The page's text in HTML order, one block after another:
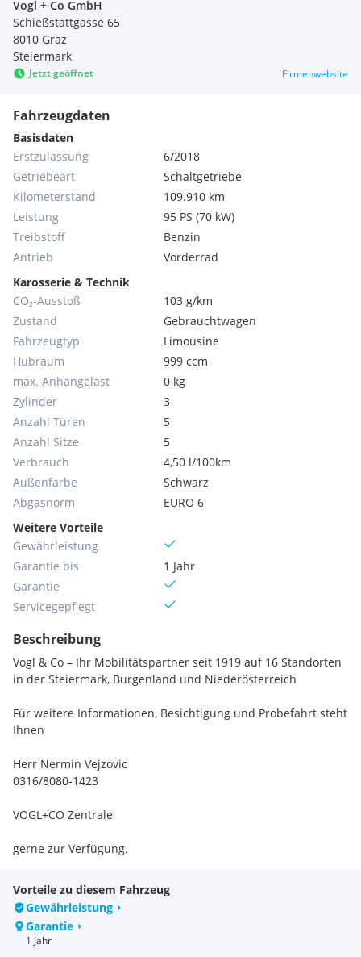
Vogl + Co GmbH
Schießstattgasse 65
8010 Graz
Steiermark
Jetzt geöffnet Firmenwebsite
Fahrzeugdaten
Basisdaten
Erstzulassung
6/2018
Getriebeart
Schaltgetriebe
Kilometerstand
109.910 km
Leistung
95 PS (70 kW)
Treibstoff
Benzin
Antrieb
Vorderrad
Karosserie & Technik
CO₂-Ausstoß
103 g/km
Zustand
Gebrauchtwagen
Fahrzeugtyp
Limousine
Hubraum
999 ccm
max. Anhängelast
0 kg
Zylinder
3
Anzahl Türen
5
Anzahl Sitze
5
Verbrauch
4,50 l/100km
Außenfarbe
Schwarz
Abgasnorm
EURO 6
Weitere Vorteile
Gewährleistung
Garantie bis
1 Jahr
Garantie
Servicegepflegt
Beschreibung
Vogl & Co – Ihr Mobilitätspartner seit 1919 auf 16 Standorten
in der Steiermark, Burgenland und Niederösterreich
Für weitere Informationen, Besichtigung und Probefahrt steht
Ihnen
Herr Nermin Vejzovic
0316/8080-1423
VOGL+CO Zentrale
gerne zur Verfügung.
Eintausch – günstige Finanzierung auch ohne Anzahlung und
mit Restwert möglich
• 1000 Gebraucht- und Jungfahrzeuge lagernd
Vorteile zu diesem Fahrzeug
Gewährleistung
Garantie
1 Jahr